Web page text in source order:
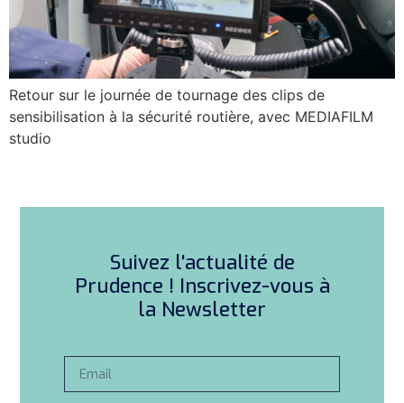
Retour sur le journée de tournage des clips de
sensibilisation à la sécurité routière, avec MEDIAFILM
studio
Suivez l'actualité de
Prudence ! Inscrivez-vous à
la Newsletter